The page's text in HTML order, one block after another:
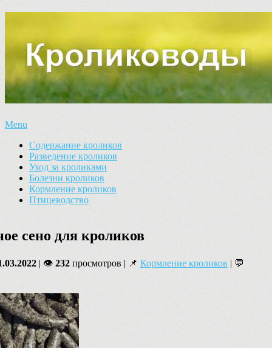
Menu
Содержание кроликов
Разведение кроликов
Уход за кроликами
Болезни кроликов
Кормление кроликов
Птицеводство
сено для кроликов
| 👁 232 просмотров | 📌 Кормление кроликов | 💬